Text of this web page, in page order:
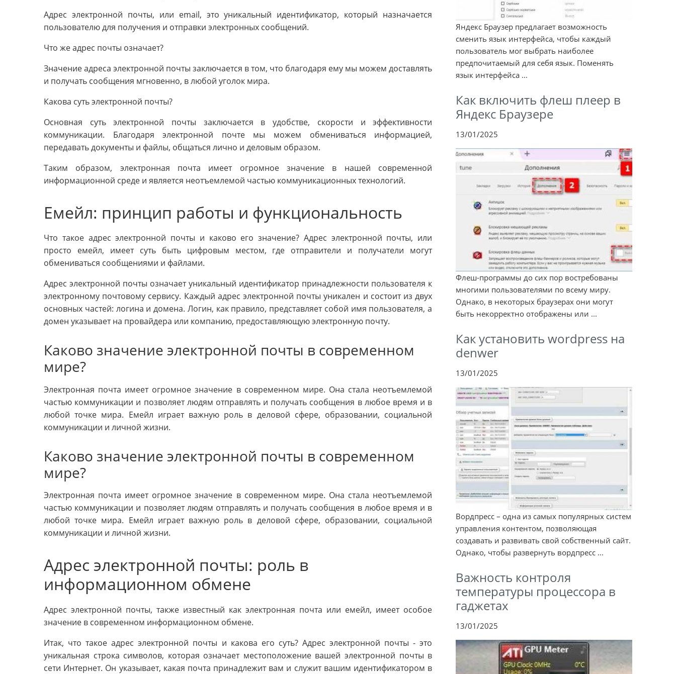
Адрес электронной почты, или email, это уникальный идентификатор, который назначается
пользователю для получения и отправки электронных сообщений.
Что же адрес почты означает?
Значение адреса электронной почты заключается в том, что благодаря ему мы можем доставлять
и получать сообщения мгновенно, в любой уголок мира.
Какова суть электронной почты?
Основная суть электронной почты заключается в удобстве, скорости и эффективности
коммуникации. Благодаря электронной почте мы можем обмениваться информацией,
передавать документы и файлы, общаться лично и деловым образом.
Таким образом, электронная почта имеет огромное значение в нашей современной
информационной среде и является неотъемлемой частью коммуникационных технологий.
Емейл: принцип работы и функциональность
Что такое адрес электронной почты и каково его значение? Адрес электронной почты, или
просто емейл, имеет суть быть цифровым местом, где отправители и получатели могут
обмениваться сообщениями и файлами.
Адрес электронной почты означает уникальный идентификатор принадлежности пользователя к
электронному почтовому сервису. Каждый адрес электронной почты уникален и состоит из двух
основных частей: логина и домена. Логин, как правило, представляет собой имя пользователя, а
домен указывает на провайдера или компанию, предоставляющую электронную почту.
Каково значение электронной почты в современном
мире?
Электронная почта имеет огромное значение в современном мире. Она стала неотъемлемой
частью коммуникации и позволяет людям отправлять и получать сообщения в любое время и в
любой точке мира. Емейл играет важную роль в деловой сфере, образовании, социальной
коммуникации и личной жизни.
Каково значение электронной почты в современном
мире?
Электронная почта имеет огромное значение в современном мире. Она стала неотъемлемой
частью коммуникации и позволяет людям отправлять и получать сообщения в любое время и в
любой точке мира. Емейл играет важную роль в деловой сфере, образовании, социальной
коммуникации и личной жизни.
Адрес электронной почты: роль в
информационном обмене
Адрес электронной почты, также известный как электронная почта или емейл, имеет особое
значение в современном информационном обмене.
Итак, что такое адрес электронной почты и какова его суть? Адрес электронной почты - это
уникальная строка символов, которая означает местоположение вашей электронной почты в
сети Интернет. Он указывает, какая почта принадлежит вам и служит вашим идентификатором в
Яндекс Браузер предлагает возможность
сменить язык интерфейса, чтобы каждый
пользователь мог выбрать наиболее
предпочитаемый для себя язык. Поменять
язык интерфейса ...
Как включить флеш плеер в
Яндекс Браузере
13/01/2025
Флеш-программы до сих пор востребованы
многими пользователями по всему миру.
Однако, в некоторых браузерах они могут
быть некорректно отображены или ...
Как установить wordpress на
denwer
13/01/2025
Вордпресс – одна из самых популярных систем
управления контентом, позволяющая
создавать и развивать свой собственный сайт.
Однако, чтобы развернуть вордпресс ...
Важность контроля
температуры процессора в
гаджетах
13/01/2025